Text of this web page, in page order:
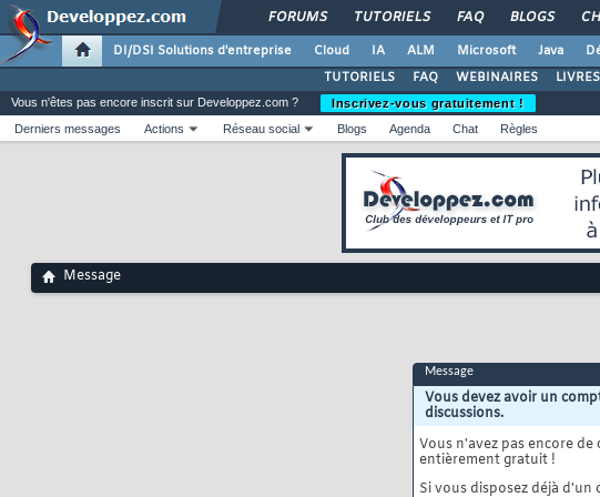
FORUMS TUTORIELS FAQ BLOGS
DI/DSI Solutions d'entreprise Cloud IA ALM Microsoft Java
TUTORIELS
FAQ WEBINAIRES LIVRES
Vous n'êtes pas encore inscrit sur Developpez.com ?
Inscrivez-vous gratuitement !
Derniers messages
Actions Réseau social Blogs Agenda Chat Règles
Message
Message
Vous devez avoir un
discussions.
Vous n'avez pas encore
entièrement gratuit !
Si vous disposez déjà